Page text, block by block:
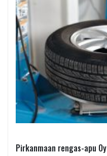
Pirkanmaan rengas-apu Oy